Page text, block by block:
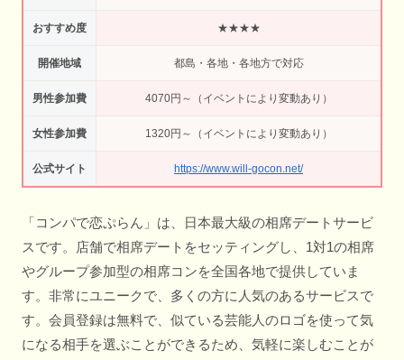
おすすめ度 ★★★★
開催地域 都島・各地・各地方で対応
男性参加費 4070円～（イベントにより変動あり）
女性参加費 1320円～（イベントにより変動あり）
公式サイト https://www.will-gocon.net/
「コンパで恋ぷらん」は、日本最大級の相席デートサービ
スです。店舗で相席デートをセッティングし、1対1の相席
やグループ参加型の相席コンを全国各地で提供していま
す。非常にユニークで、多くの方に人気のあるサービスで
す。会員登録は無料で、似ている芸能人のロゴを使って気
になる相手を選ぶことができるため、気軽に楽しむことが